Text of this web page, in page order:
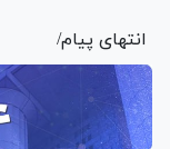
انتهای پیام/